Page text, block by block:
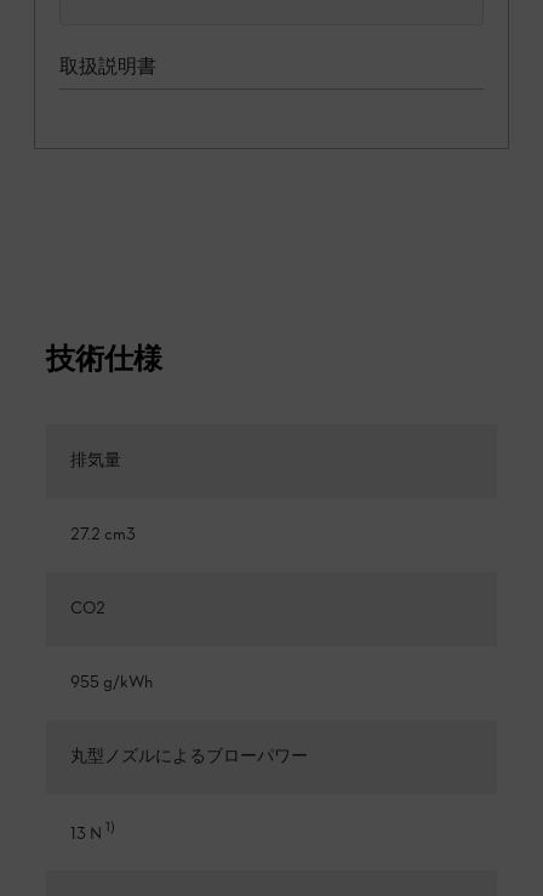
取扱説明書
技術仕様
排気量
27.2 cm3
CO2
955 g/kWh
丸型ノズルによるブローパワー
13 N 1)